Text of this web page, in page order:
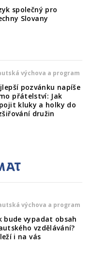
společný pro
Slovany
výchova a program
pozvánku napíše
přátelství: Jak
kluky a holky do
družin
výchova a program
bude vypadat obsah
vzdělávání?
i na vás